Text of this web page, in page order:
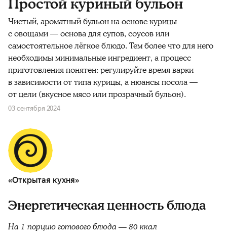
Простой куриный бульон
Чистый, ароматный бульон на основе курицы
с овощами — основа для супов, соусов или
самостоятельное лёгкое блюдо. Тем более что для него
необходимы минимальные ингредиент, а процесс
приготовления понятен: регулируйте время варки
в зависимости от типа курицы, а нюансы посола —
от цели (вкусное мясо или прозрачный бульон).
03 сентября 2024
«Открытая кухня»
Энергетическая ценность блюда
На 1 порцию готового блюда — 80 ккал